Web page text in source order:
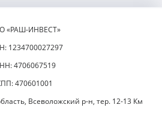
«РАШ-ИНВЕСТ»
1234700027297
4706067519
470601001
Всеволожский р-н, тер. 12-13 Км